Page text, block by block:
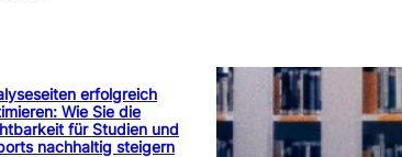
erfolgreich
Wie Sie die
für Studien und
nachhaltig steigern